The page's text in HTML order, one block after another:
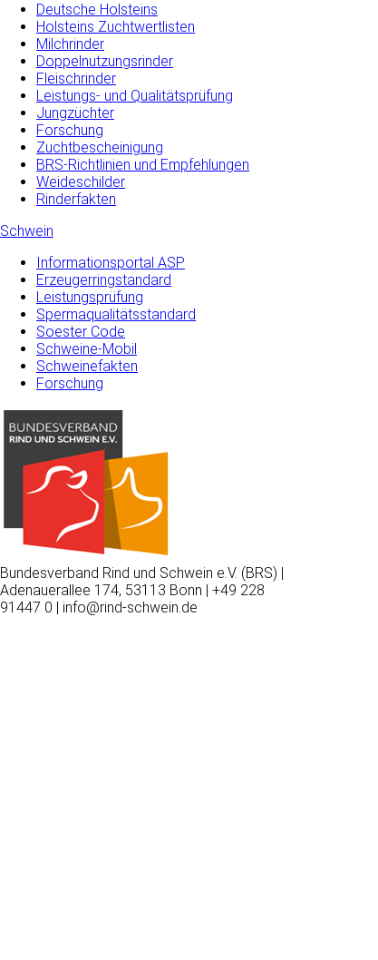
Deutsche Holsteins
Holsteins Zuchtwertlisten
Milchrinder
Doppelnutzungsrinder
Fleischrinder
Leistungs- und Qualitätsprüfung
Jungzüchter
Forschung
Zuchtbescheinigung
BRS-Richtlinien und Empfehlungen
Weideschilder
Rinderfakten
Schwein
Informationsportal ASP
Erzeugerringstandard
Leistungsprüfung
Spermaqualitätsstandard
Soester Code
Schweine-Mobil
Schweinefakten
Forschung
Bundesverband Rind und Schwein e.V. (BRS) |
Adenauerallee 174, 53113 Bonn | +49 228
91447 0 | info@rind-schwein.de